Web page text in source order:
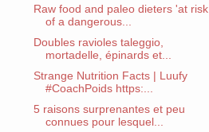
Raw food and paleo dieters 'at risk
of a dangerous...
Doubles ravioles taleggio,
mortadelle, épinards et...
Strange Nutrition Facts | Luufy
#CoachPoids https:...
5 raisons surprenantes et peu
connues pour lesquel...